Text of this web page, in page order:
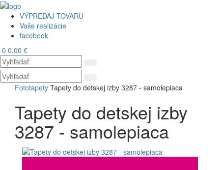
VÝPREDAJ TOVARU
Vaše realizácie
facebook
0 0,00 €
Fototapety Tapety do detskej izby 3287 - samolepiaca
Tapety do detskej izby
3287 - samolepiaca